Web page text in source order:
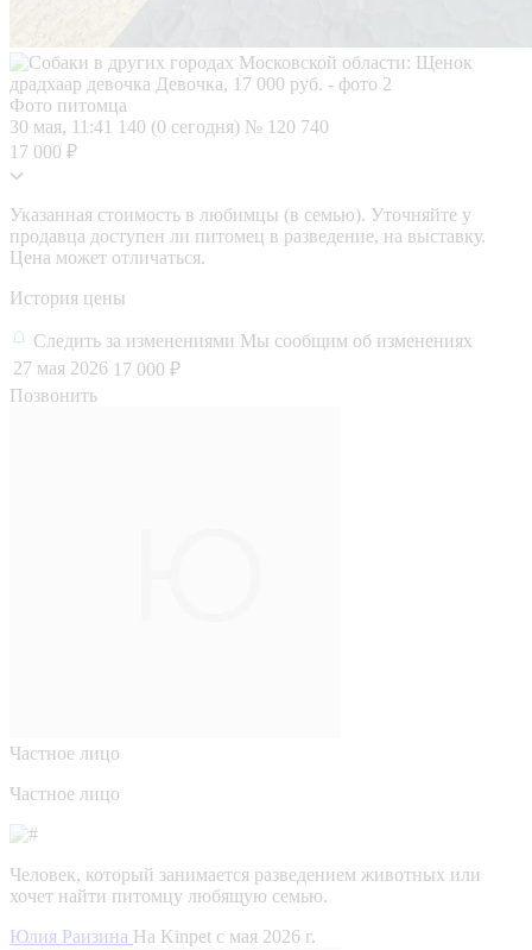
Фото питомца
30 мая, 11:41 140 (0 сегодня) № 120 740
17 000 ₽
Указанная стоимость в любимцы (в семью). Уточняйте у
продавца доступен ли питомец в разведение, на выставку.
Цена может отличаться.
История цены
Следить за изменениями Мы сообщим об изменениях
27 мая 2026 17 000 ₽
Позвонить
Частное лицо
Частное лицо
Человек, который занимается разведением животных или
хочет найти питомцу любящую семью.
Юлия Раизина На Kinpet c мая 2026 г.